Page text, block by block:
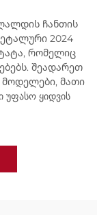
ჩანთის
2024
რომელიც
შეადარეთ
მათი
უფასო ყიდვის